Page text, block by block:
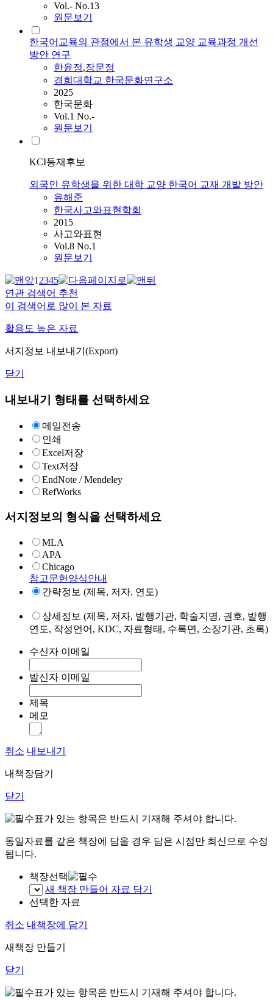
Vol.- No.13
원문보기
한국어교육의 관점에서 본 유학생 교양 교육과정 개선
방안 연구
한윤정,장문정
경희대학교 한국문화연구소
2025
한국문화
Vol.1 No.-
원문보기
KCI등재후보
외국인 유학생을 위한 대학 교양 한국어 교재 개발 방안
유해준
한국사고와표현학회
2015
사고와표현
Vol.8 No.1
원문보기
12345
연관 검색어 추천
이 검색어로 많이 본 자료
활용도 높은 자료
서지정보 내보내기(Export)
닫기
내보내기 형태를 선택하세요
메일전송
인쇄
Excel저장
Text저장
EndNote / Mendeley
RefWorks
서지정보의 형식을 선택하세요
MLA
APA
Chicago
참고문헌양식안내
간략정보 (제목, 저자, 연도)
상세정보 (제목, 저자, 발행기관, 학술지명, 권호, 발행
연도, 작성언어, KDC, 자료형태, 수록면, 소장기관, 초록)
수신자 이메일
발신자 이메일
제목
메모
취소 내보내기
내책장담기
닫기
표가 있는 항목은 반드시 기재해 주셔야 합니다.
동일자료를 같은 책장에 담을 경우 담은 시점만 최신으로 수정
됩니다.
책장선택
새 책장 만들어 자료 담기
선택한 자료
취소 내책장에 담기
새책장 만들기
닫기
표가 있는 항목은 반드시 기재해 주셔야 합니다.